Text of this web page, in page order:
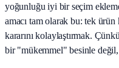
yoğunluğu iyi bir seçim
amacı tam olarak bu: tek
kararını kolaylaştırmak.
bir "mükemmel" besinle değil,